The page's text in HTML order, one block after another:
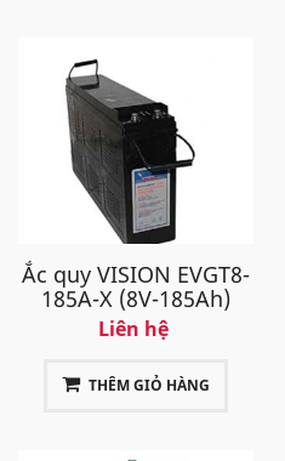
Ắc quy VISION EVGT8-
185A-X (8V-185Ah)
Liên hệ
THÊM GIỎ HÀNG